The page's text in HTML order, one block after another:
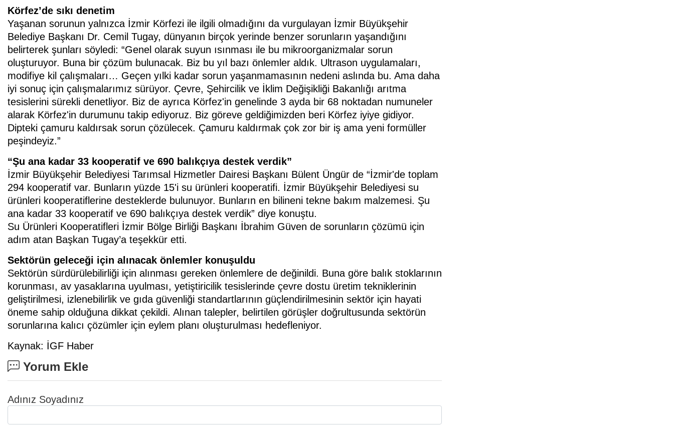
Körfez’de sıkı denetim
Yaşanan sorunun yalnızca İzmir Körfezi ile ilgili olmadığını da vurgulayan İzmir Büyükşehir
Belediye Başkanı Dr. Cemil Tugay, dünyanın birçok yerinde benzer sorunların yaşandığını
belirterek şunları söyledi: “Genel olarak suyun ısınması ile bu mikroorganizmalar sorun
oluşturuyor. Buna bir çözüm bulunacak. Biz bu yıl bazı önlemler aldık. Ultrason uygulamaları,
modifiye kil çalışmaları… Geçen yılki kadar sorun yaşanmamasının nedeni aslında bu. Ama daha
iyi sonuç için çalışmalarımız sürüyor. Çevre, Şehircilik ve İklim Değişikliği Bakanlığı arıtma
tesislerini sürekli denetliyor. Biz de ayrıca Körfez'in genelinde 3 ayda bir 68 noktadan numuneler
alarak Körfez'in durumunu takip ediyoruz. Biz göreve geldiğimizden beri Körfez iyiye gidiyor.
Dipteki çamuru kaldırsak sorun çözülecek. Çamuru kaldırmak çok zor bir iş ama yeni formüller
peşindeyiz.”
“Şu ana kadar 33 kooperatif ve 690 balıkçıya destek verdik”
İzmir Büyükşehir Belediyesi Tarımsal Hizmetler Dairesi Başkanı Bülent Üngür de “İzmir'de toplam
294 kooperatif var. Bunların yüzde 15'i su ürünleri kooperatifi. İzmir Büyükşehir Belediyesi su
ürünleri kooperatiflerine desteklerde bulunuyor. Bunların en bilineni tekne bakım malzemesi. Şu
ana kadar 33 kooperatif ve 690 balıkçıya destek verdik” diye konuştu.
Su Ürünleri Kooperatifleri İzmir Bölge Birliği Başkanı İbrahim Güven de sorunların çözümü için
adım atan Başkan Tugay’a teşekkür etti.
Sektörün geleceği için alınacak önlemler konuşuldu
Sektörün sürdürülebilirliği için alınması gereken önlemlere de değinildi. Buna göre balık stoklarının
korunması, av yasaklarına uyulması, yetiştiricilik tesislerinde çevre dostu üretim tekniklerinin
geliştirilmesi, izlenebilirlik ve gıda güvenliği standartlarının güçlendirilmesinin sektör için hayati
öneme sahip olduğuna dikkat çekildi. Alınan talepler, belirtilen görüşler doğrultusunda sektörün
sorunlarına kalıcı çözümler için eylem planı oluşturulması hedefleniyor.
Kaynak: İGF Haber
Yorum Ekle
Adınız Soyadınız